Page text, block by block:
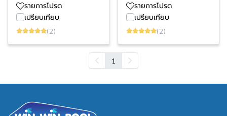
รายการโปรด
เปรียบเทียบ
(2)
รายการโปรด
เปรียบเทียบ
(2)
1